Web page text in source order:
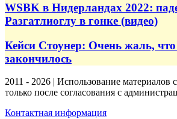
WSBK в Нидерландах 2022:
Разгатлиоглу в гонке (видео)
Кейси Стоунер: Очень жаль, что
закончилось
2011 - 2026 | Использование материалов
только после согласования с
Контактная информация